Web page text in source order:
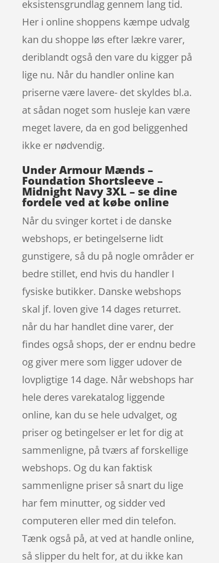
eksistensgrundlag gennem lang tid.
Her i online shoppens kæmpe udvalg
kan du shoppe løs efter lækre varer,
deriblandt også den vare du kigger på
lige nu. Når du handler online kan
priserne være lavere- det skyldes bl.a.
at sådan noget som husleje kan være
meget lavere, da en god beliggenhed
ikke er nødvendig.
Under Armour Mænds –
Foundation Shortsleeve –
Midnight Navy 3XL – se dine
fordele ved at købe online
Når du svinger kortet i de danske
webshops, er betingelserne lidt
gunstigere, så du på nogle områder er
bedre stillet, end hvis du handler I
fysiske butikker. Danske webshops
skal jf. loven give 14 dages returret.
når du har handlet dine varer, der
findes også shops, der er endnu bedre
og giver mere som ligger udover de
lovpligtige 14 dage. Når webshops har
hele deres varekatalog liggende
online, kan du se hele udvalget, og
priser og betingelser er let for dig at
sammenligne, på tværs af forskellige
webshops. Og du kan faktisk
sammenligne priser så snart du lige
har fem minutter, og sidder ved
computeren eller med din telefon.
Tænk også på, at ved at handle online,
så slipper du helt for, at du ikke kan